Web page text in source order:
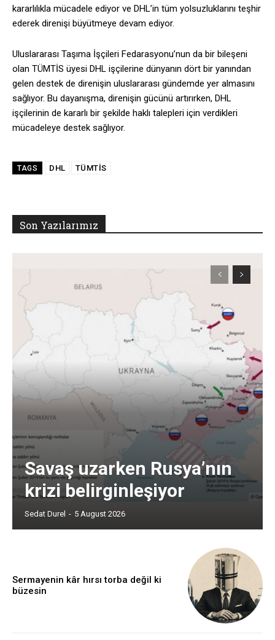
kararlılıkla mücadele ediyor ve DHL’in tüm yolsuzluklarını teşhir
ederek direnişi büyütmeye devam ediyor.
Uluslararası Taşıma İşçileri Fedarasyonu’nun da bir bileşeni
olan TÜMTİS üyesi DHL işçilerine dünyanın dört bir yanından
gelen destek de direnişin uluslararası gündemde yer almasını
sağlıyor. Bu dayanışma, direnişin gücünü artırırken, DHL
işçilerinin de kararlı bir şekilde haklı talepleri için verdikleri
mücadeleye destek sağlıyor.
TAGS DHL TÜMTİS
Son Yazılarımız
Savaş uzarken Rusya’nın
krizi belirginleşiyor
Sedat Durel - 5 August 2026
Sermayenin kâr hırsı torba değil ki
büzesin